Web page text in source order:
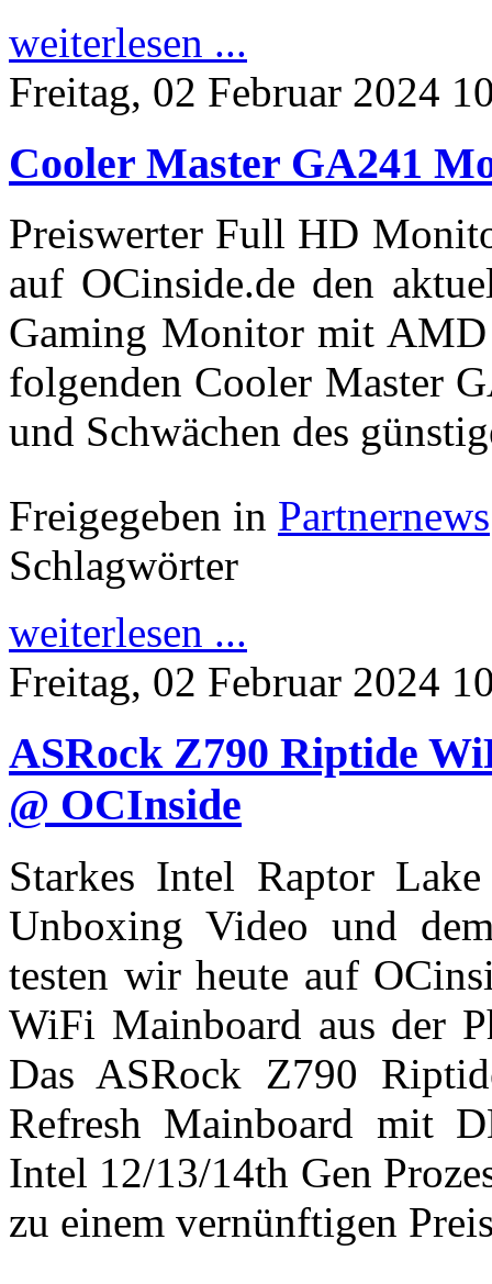
weiterlesen ...
Freitag, 02 Februar 2024
Cooler Master GA241
Preiswerter Full HD
auf OCinside.de den
Gaming Monitor mit AMD
folgenden Cooler Master
und Schwächen des
Freigegeben in Partnernews
Schlagwörter
weiterlesen ...
Freitag, 02 Februar 2024
ASRock Z790 Riptide
@ OCInside
Starkes Intel Raptor
Unboxing Video und
testen wir heute auf
WiFi Mainboard aus der
Das ASRock Z790
Refresh Mainboard mit
Intel 12/13/14th Gen
zu einem vernünftigen